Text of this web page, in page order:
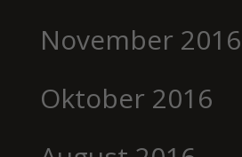
November 2016
Oktober 2016